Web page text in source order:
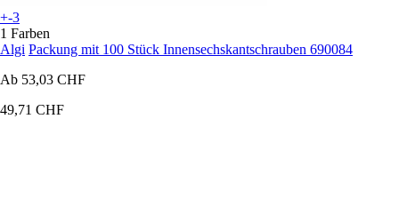
+-3
1 Farben
Algi Packung mit 100 Stück Innensechskantschrauben 690084
Ab 53,03 CHF
49,71 CHF